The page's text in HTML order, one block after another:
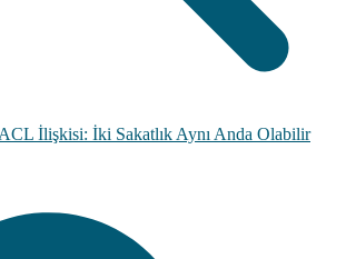
ACL İlişkisi: İki Sakatlık Aynı Anda Olabilir